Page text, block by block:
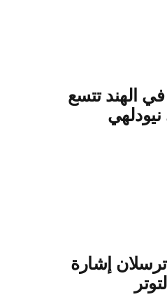
الهند تتسع
ترسلان إشارة